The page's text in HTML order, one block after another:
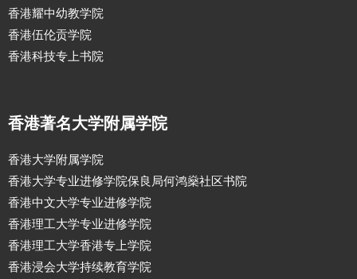
香港耀中幼教学院
香港伍伦贡学院
香港科技专上书院
香港著名大学附属学院
香港大学附属学院
香港大学专业进修学院保良局何鸿燊社区书院
香港中文大学专业进修学院
香港理工大学专业进修学院
香港理工大学香港专上学院
香港浸会大学持续教育学院